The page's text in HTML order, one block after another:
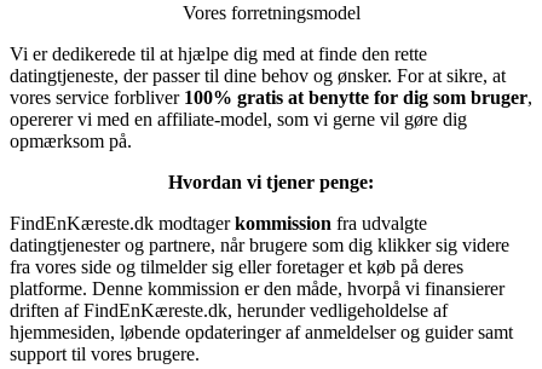
Vores forretningsmodel
Vi er dedikerede til at hjælpe dig med at finde den rette
datingtjeneste, der passer til dine behov og ønsker. For at sikre, at
vores service forbliver 100% gratis at benytte for dig som bruger,
opererer vi med en affiliate-model, som vi gerne vil gøre dig
opmærksom på.
Hvordan vi tjener penge:
FindEnKæreste.dk modtagerkommission fra udvalgte
datingtjenester og partnere, når brugere som dig klikker sig videre
fra vores side og tilmelder sig eller foretager et køb på deres
platforme. Denne kommission er den måde, hvorpå vi finansierer
driften af FindEnKæreste.dk, herunder vedligeholdelse af
hjemmesiden, løbende opdateringer af anmeldelser og guider samt
support til vores brugere.